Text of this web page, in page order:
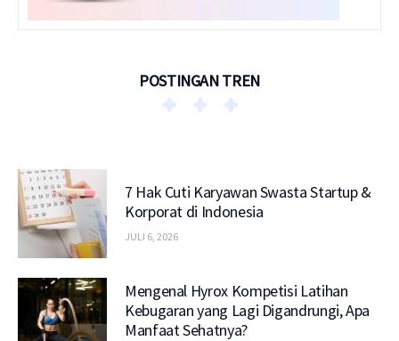
POSTINGAN TREN
7 Hak Cuti Karyawan Swasta Startup &
Korporat di Indonesia
JULI 6, 2026
Mengenal Hyrox Kompetisi Latihan
Kebugaran yang Lagi Digandrungi, Apa
Manfaat Sehatnya?